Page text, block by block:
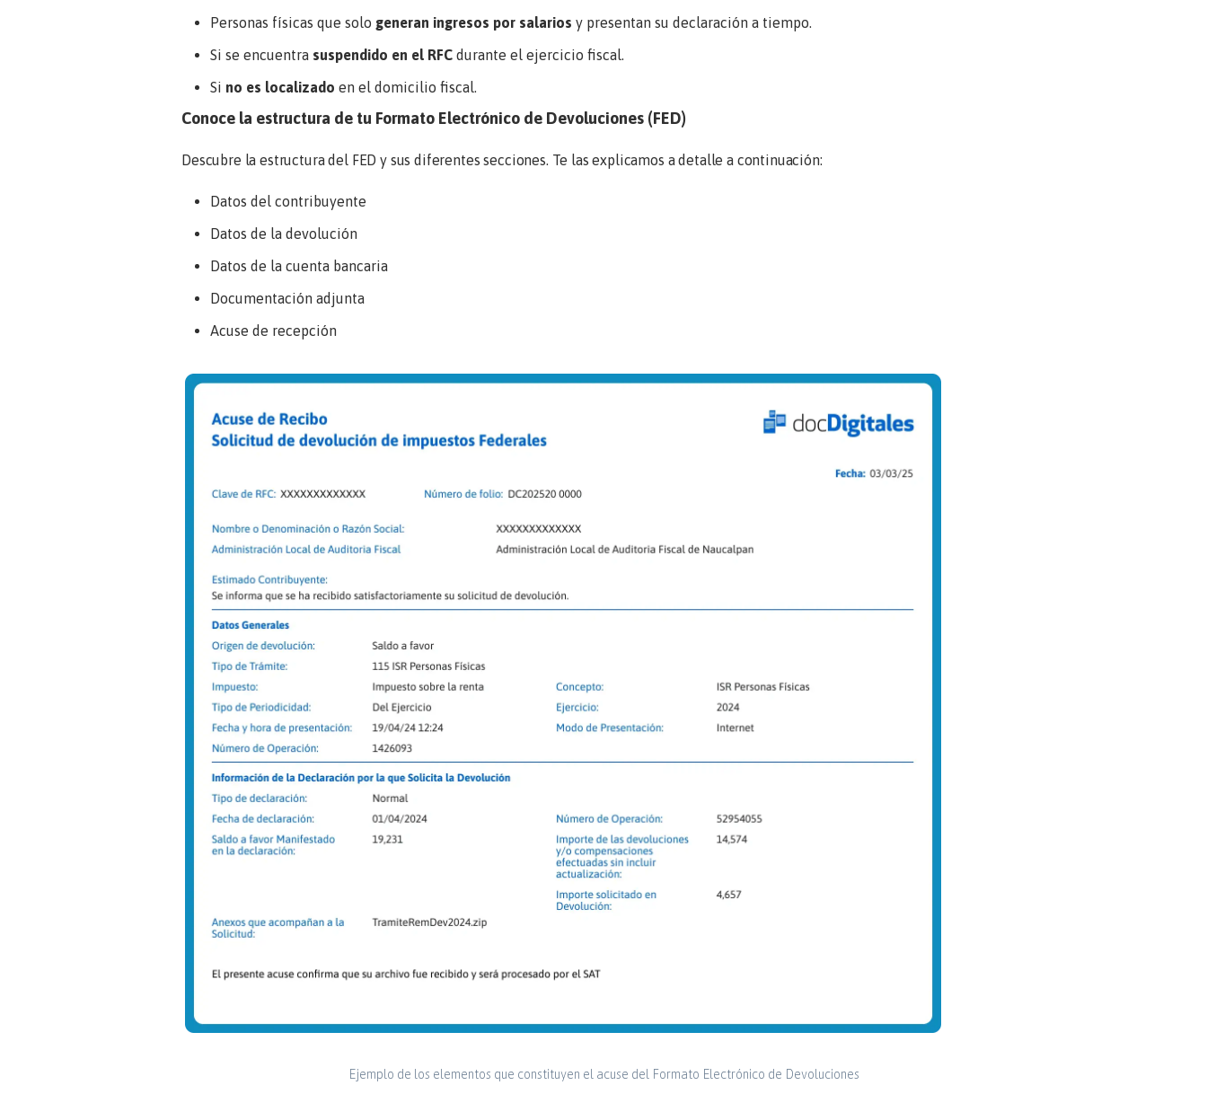
Personas físicas que solo generan ingresos por salarios y presentan su declaración a tiempo.
Si se encuentra suspendido en el RFC durante el ejercicio fiscal.
Si no es localizado en el domicilio fiscal.
Conoce la estructura de tu Formato Electrónico de Devoluciones (FED)
Descubre la estructura del FED y sus diferentes secciones. Te las explicamos a detalle a continuación:
Datos del contribuyente
Datos de la devolución
Datos de la cuenta bancaria
Documentación adjunta
Acuse de recepción
Ejemplo de los elementos que constituyen el acuse del Formato Electrónico de Devoluciones